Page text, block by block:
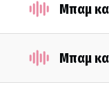
Μπαμ
Μπαμ